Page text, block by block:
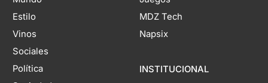
Estilo
Vinos
Sociales
Política
MDZ Tech
Napsix
INSTITUCIONAL